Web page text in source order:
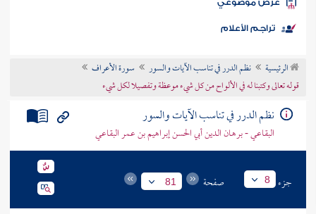
الكتب
موضوعي
تراجم الأعلام
الرئيسية نظم الدرر في تناسب الآيات والسور
سورة الأعراف
قوله تعالى وكتبنا له في الألواح من كل شيء موعظة وتفصيلا لكل شيء
نظم الدرر في تناسب الآيات والسور
البقاعي - برهان الدين أبي الحسن إبراهيم بن عمر البقاعي
جزء 8 صفحة 81